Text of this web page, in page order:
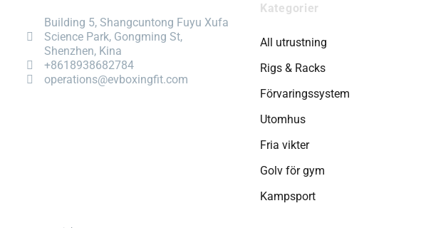
Building 5, Shangcuntong Fuyu Xufa
Science Park, Gongming St,
Shenzhen, Kina
+8618938682784
operations@evboxingfit.com
Kategorier
All utrustning
Rigs & Racks
Förvaringssystem
Utomhus
Fria vikter
Golv för gym
Kampsport